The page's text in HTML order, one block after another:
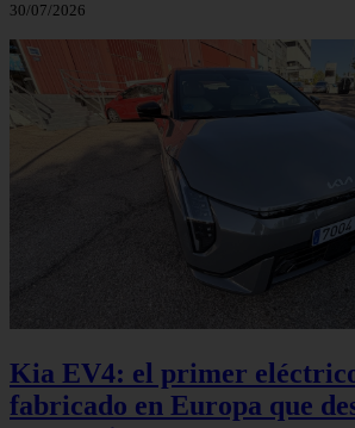
30/07/2026
Kia EV4: el primer
fabricado en Europa que